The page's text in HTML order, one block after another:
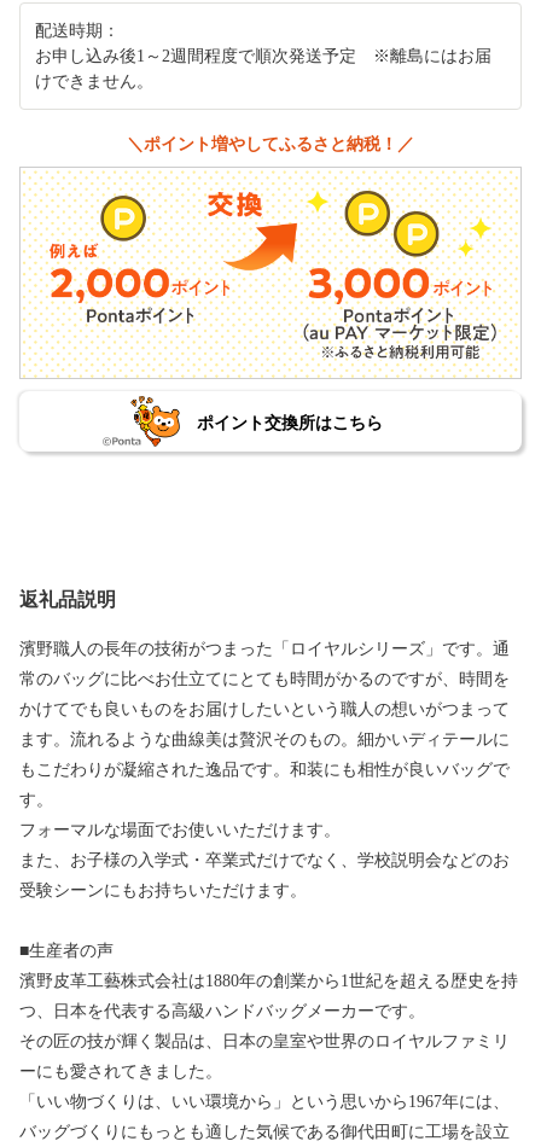
配送時期：
お申し込み後1～2週間程度で順次発送予定 ※離島にはお届
けできません。
＼ポイント増やしてふるさと納税！／
ポイント交換所はこちら
返礼品説明
濱野職人の長年の技術がつまった「ロイヤルシリーズ」です。通
常のバッグに比べお仕立てにとても時間がかるのですが、時間を
かけてでも良いものをお届けしたいという職人の想いがつまって
ます。流れるような曲線美は贅沢そのもの。細かいディテールに
もこだわりが凝縮された逸品です。和装にも相性が良いバッグで
す。
フォーマルな場面でお使いいただけます。
また、お子様の入学式・卒業式だけでなく、学校説明会などのお
受験シーンにもお持ちいただけます。
■生産者の声
濱野皮革工藝株式会社は1880年の創業から1世紀を超える歴史を持
つ、日本を代表する高級ハンドバッグメーカーです。
その匠の技が輝く製品は、日本の皇室や世界のロイヤルファミリ
ーにも愛されてきました。
「いい物づくりは、いい環境から」という思いから1967年には、
バッグづくりにもっとも適した気候である御代田町に工場を設立